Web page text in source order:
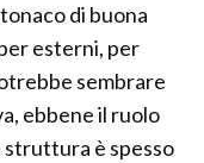
di buona
esterni, per
sembrare
ebbene il ruolo
struttura è spesso